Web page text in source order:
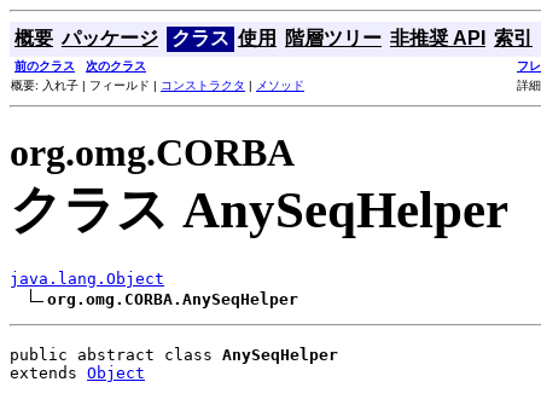
概要 パッケージ クラス 使用 階層ツリー 非推奨 API 索引
前のクラス 次のクラス
フ
概要: 入れ子 | フィールド | コンストラクタ | メソッド 詳
org.omg.CORBA
クラス AnySeqHelper
java.lang.Object
org.omg.CORBA.AnySeqHelper
public abstract class AnySeqHelper
extends Object